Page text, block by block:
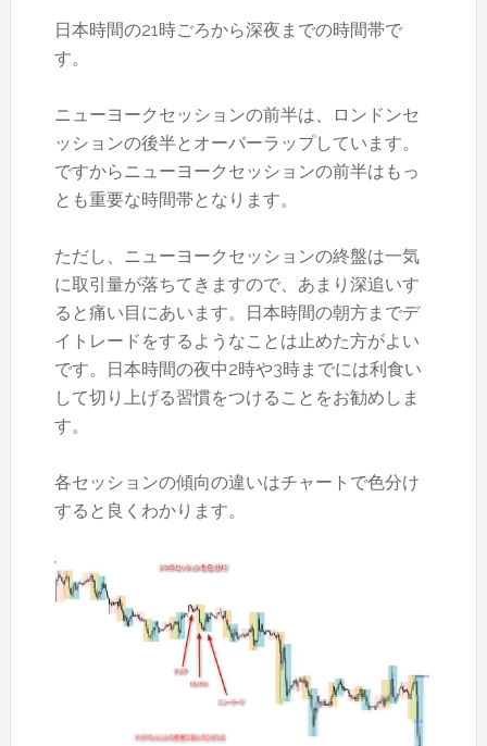
日本時間の21時ごろから深夜までの時間帯で
す。
ニューヨークセッションの前半は、ロンドンセ
ッションの後半とオーバーラップしています。
ですからニューヨークセッションの前半はもっ
とも重要な時間帯となります。
ただし、ニューヨークセッションの終盤は一気
に取引量が落ちてきますので、あまり深追いす
ると痛い目にあいます。日本時間の朝方までデ
イトレードをするようなことは止めた方がよい
です。日本時間の夜中2時や3時までには利食い
して切り上げる習慣をつけることをお勧めしま
す。
各セッションの傾向の違いはチャートで色分け
すると良くわかります。